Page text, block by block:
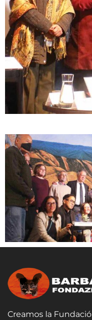
Creamos la